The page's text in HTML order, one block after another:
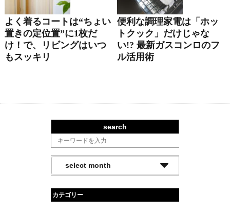
よく着るコートは“ちょい
置きの定位置”に1枚だ
け！で、リビングはいつ
もスッキリ
便利な調理家電は「ホッ
トクック」だけじゃな
い!? 最新ガスコンロのフ
ル活用術
search
カテゴリー